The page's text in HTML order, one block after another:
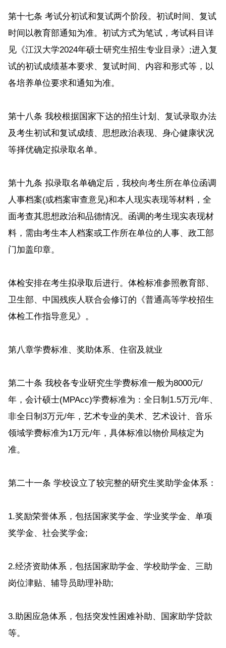
第十七条 考试分初试和复试两个阶段。初试时间、复试
时间以教育部通知为准。初试方式为笔试，考试科目详
见《江汉大学2024年硕士研究生招生专业目录》;进入复
试的初试成绩基本要求、复试时间、内容和形式等，以
各培养单位要求和通知为准。
第十八条 我校根据国家下达的招生计划、复试录取办法
及考生初试和复试成绩、思想政治表现、身心健康状况
等择优确定拟录取名单。
第十九条 拟录取名单确定后，我校向考生所在单位函调
人事档案(或档案审查意见)和本人现实表现等材料，全
面考查其思想政治和品德情况。函调的考生现实表现材
料，需由考生本人档案或工作所在单位的人事、政工部
门加盖印章。
体检安排在考生拟录取后进行。体检标准参照教育部、
卫生部、中国残疾人联合会修订的《普通高等学校招生
体检工作指导意见》。
第八章学费标准、奖助体系、住宿及就业
第二十条 我校各专业研究生学费标准一般为8000元/
年，会计硕士(MPAcc)学费标准为：全日制1.5万元/年、
非全日制3万元/年，艺术专业的美术、艺术设计、音乐
领域学费标准为1万元/年，具体标准以物价局核定为
准。
第二十一条 学校设立了较完整的研究生奖助学金体系：
1.奖励荣誉体系，包括国家奖学金、学业奖学金、单项
奖学金、社会奖学金;
2.经济资助体系，包括国家助学金、学校助学金、三助
岗位津贴、辅导员助理补助;
3.助困应急体系，包括突发性困难补助、国家助学贷款
等。